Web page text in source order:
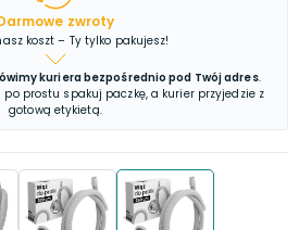
zwroty
koszt – Ty tylko pakujesz!
kuriera bezpośrednio pod Twój adres.
prostu spakuj paczkę, a kurier przyjedzie z
gotową etykietą.